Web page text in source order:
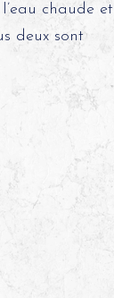
chaude et
deux sont